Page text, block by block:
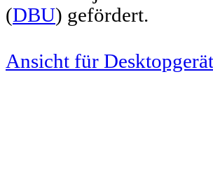
(DBU) gefördert.
Ansicht für